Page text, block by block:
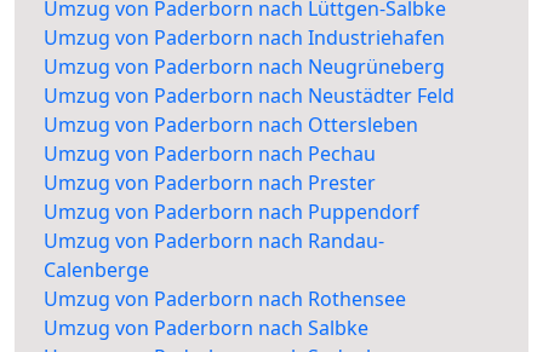
Umzug von Paderborn nach Lüttgen-Salbke
Umzug von Paderborn nach Industriehafen
Umzug von Paderborn nach Neugrüneberg
Umzug von Paderborn nach Neustädter Feld
Umzug von Paderborn nach Ottersleben
Umzug von Paderborn nach Pechau
Umzug von Paderborn nach Prester
Umzug von Paderborn nach Puppendorf
Umzug von Paderborn nach Randau-
Calenberge
Umzug von Paderborn nach Rothensee
Umzug von Paderborn nach Salbke